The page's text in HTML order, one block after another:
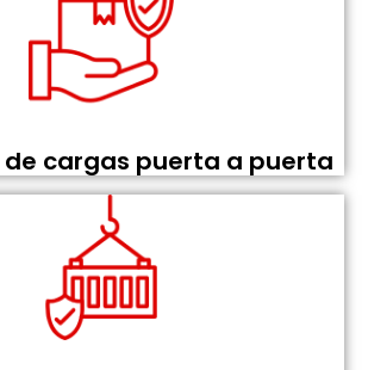
cargas puerta a puerta